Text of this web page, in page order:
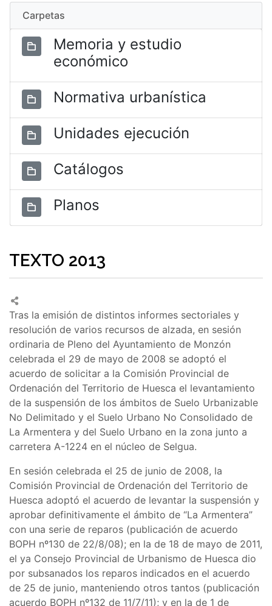
Carpetas
Memoria y estudio
económico
Normativa urbanística
Unidades ejecución
Catálogos
Planos
TEXTO 2013
Tras la emisión de distintos informes sectoriales y
resolución de varios recursos de alzada, en sesión
ordinaria de Pleno del Ayuntamiento de Monzón
celebrada el 29 de mayo de 2008 se adoptó el
acuerdo de solicitar a la Comisión Provincial de
Ordenación del Territorio de Huesca el levantamiento
de la suspensión de los ámbitos de Suelo Urbanizable
No Delimitado y el Suelo Urbano No Consolidado de
La Armentera y del Suelo Urbano en la zona junto a
carretera A-1224 en el núcleo de Selgua.
En sesión celebrada el 25 de junio de 2008, la
Comisión Provincial de Ordenación del Territorio de
Huesca adoptó el acuerdo de levantar la suspensión y
aprobar definitivamente el ámbito de “La Armentera”
con una serie de reparos (publicación de acuerdo
BOPH nº130 de 22/8/08); en la de 18 de mayo de 2011,
el ya Consejo Provincial de Urbanismo de Huesca dio
por subsanados los reparos indicados en el acuerdo
de 25 de junio, manteniendo otros tantos (publicación
acuerdo BOPH nº132 de 11/7/11); y en la de 1 de